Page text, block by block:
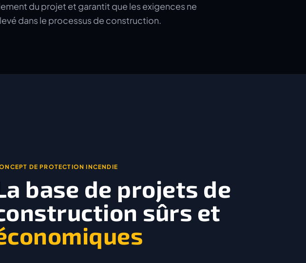
du projet et garantit que les exigences ne
dans le processus de construction.
DE PROTECTION INCENDIE
base de projets de
sûrs et